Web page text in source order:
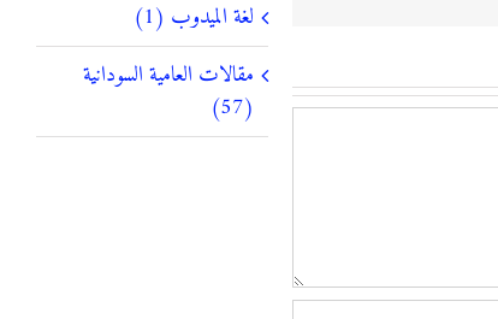
لغة الميدوب (1)
مقالات العامية السودانية
(57)